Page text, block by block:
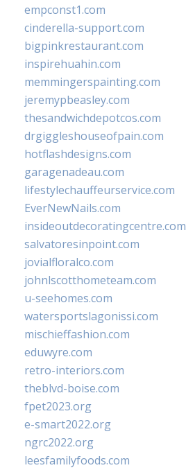
empconst1.com
cinderella-support.com
bigpinkrestaurant.com
inspirehuahin.com
memmingerspainting.com
jeremypbeasley.com
thesandwichdepotcos.com
drgiggleshouseofpain.com
hotflashdesigns.com
garagenadeau.com
lifestylechauffeurservice.com
EverNewNails.com
insideoutdecoratingcentre.com
salvatoresinpoint.com
jovialfloralco.com
johnlscotthometeam.com
u-seehomes.com
watersportslagonissi.com
mischieffashion.com
eduwyre.com
retro-interiors.com
theblvd-boise.com
fpet2023.org
e-smart2022.org
ngrc2022.org
leesfamilyfoods.com